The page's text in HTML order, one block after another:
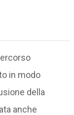
in modo
della
anche